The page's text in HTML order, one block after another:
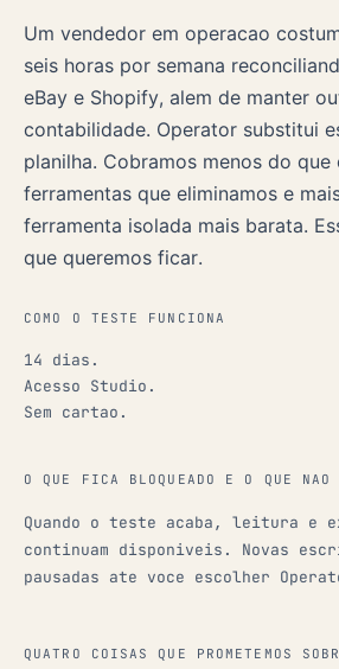
Um vendedor em operacao
seis horas por semana
eBay e Shopify, alem de manter
contabilidade. Operator substitui
planilha. Cobramos menos do
ferramentas que eliminamos e
ferramenta isolada mais barata.
que queremos ficar.
COMO O TESTE FUNCIONA
14 dias.
Acesso Studio.
Sem cartao.
O QUE FICA BLOQUEADO E O QUE NAO
Quando o teste acaba, leitura e
continuam disponiveis. Novas
pausadas ate voce escolher
QUATRO COISAS QUE PROMETEMOS